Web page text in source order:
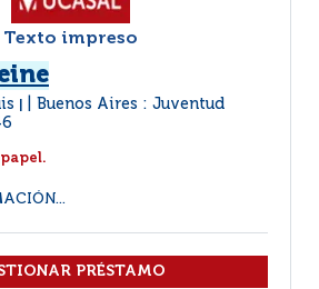
Texto impreso
Buenos Aires : Juventud